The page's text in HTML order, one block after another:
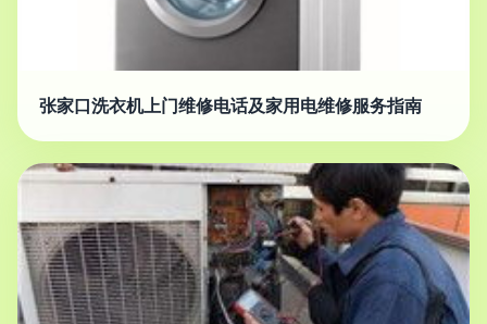
张家口洗衣机上门维修电话及家用电维修服务指南